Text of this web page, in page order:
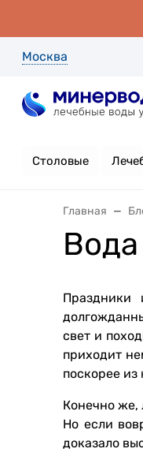
Москва
Столовые
Главная
свет и
приходит
поскорее из
Конечно же,
Но если
доказало